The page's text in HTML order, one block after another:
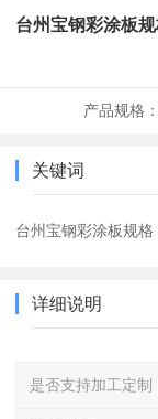
台州宝钢彩涂板
产品规格：
关键词
台州宝钢彩涂板规格
详细说明
是否支持加工定制